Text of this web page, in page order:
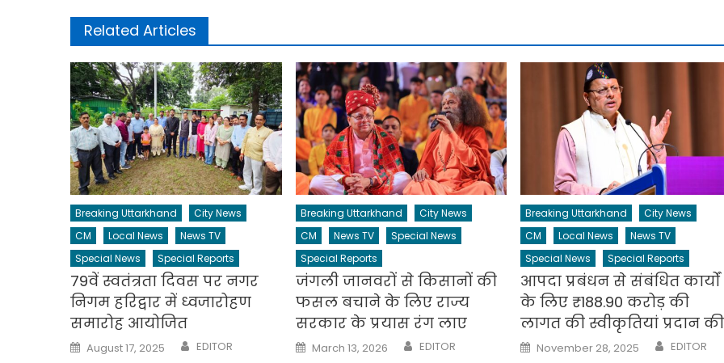
Related Articles
Breaking Uttarkhand
City News
CM
Local News
News TV
Special News
Special Reports
79वें स्वतंत्रता दिवस पर नगर
निगम हरिद्वार में ध्वजारोहण
समारोह आयोजित
Posted
on
August 17, 2025 Author
EDITOR
Breaking Uttarkhand
City News
CM
News TV
Special News
Special Reports
जंगली जानवरों से किसानों की
फसल बचाने के लिए राज्य
सरकार के प्रयास रंग लाए
Posted
on
March 13, 2026 Author
EDITOR
Breaking Uttarkhand
City News
CM
Local News
News TV
Special News
Special Reports
आपदा प्रबंधन से संबंधित कार्यों
के लिए ₹188.90 करोड़ की
लागत की स्वीकृतियां प्रदान की
Posted
on
November 28, 2025 Author
EDITOR